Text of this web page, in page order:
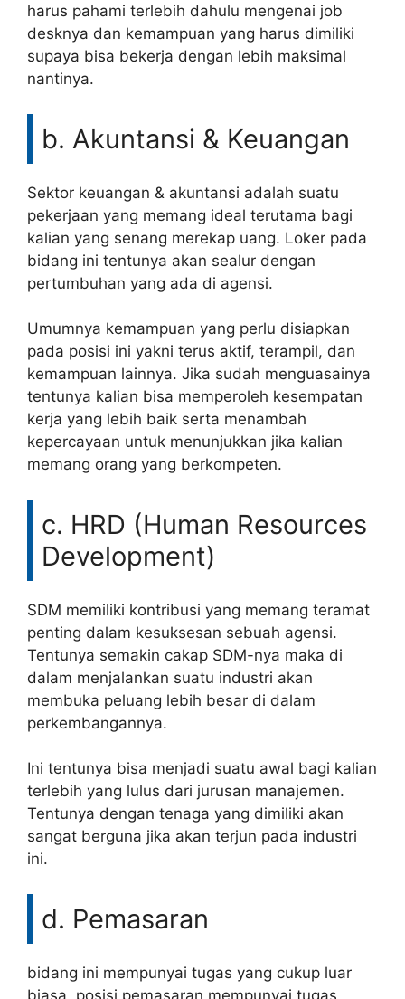
harus pahami terlebih dahulu mengenai job
desknya dan kemampuan yang harus dimiliki
supaya bisa bekerja dengan lebih maksimal
nantinya.
b. Akuntansi & Keuangan
Sektor keuangan & akuntansi adalah suatu
pekerjaan yang memang ideal terutama bagi
kalian yang senang merekap uang. Loker pada
bidang ini tentunya akan sealur dengan
pertumbuhan yang ada di agensi.
Umumnya kemampuan yang perlu disiapkan
pada posisi ini yakni terus aktif, terampil, dan
kemampuan lainnya. Jika sudah menguasainya
tentunya kalian bisa memperoleh kesempatan
kerja yang lebih baik serta menambah
kepercayaan untuk menunjukkan jika kalian
memang orang yang berkompeten.
c. HRD (Human Resources
Development)
SDM memiliki kontribusi yang memang teramat
penting dalam kesuksesan sebuah agensi.
Tentunya semakin cakap SDM-nya maka di
dalam menjalankan suatu industri akan
membuka peluang lebih besar di dalam
perkembangannya.
Ini tentunya bisa menjadi suatu awal bagi kalian
terlebih yang lulus dari jurusan manajemen.
Tentunya dengan tenaga yang dimiliki akan
sangat berguna jika akan terjun pada industri
ini.
d. Pemasaran
bidang ini mempunyai tugas yang cukup luar
biasa, posisi pemasaran mempunyai tugas